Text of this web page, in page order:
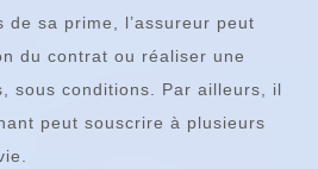
de sa prime, l’assureur peut
du contrat ou réaliser une
sous conditions. Par ailleurs, il
peut souscrire à plusieurs